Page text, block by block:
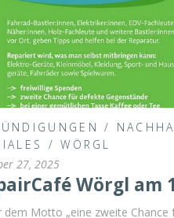
/
/WÖRGL
27, 2025
Wörgl am
dem Motto „eine zweite Chance